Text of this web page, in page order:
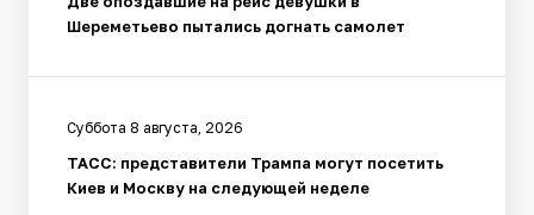
Шереметьево пытались догнать самолет
Суббота 8 августа, 2026
ТАСС: представители Трампа могут посетить
Киев и Москву на следующей неделе